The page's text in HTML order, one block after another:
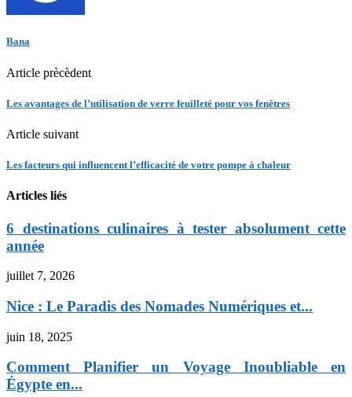
Bana
Article prècèdent
Les avantages de l’utilisation de verre feuilleté pour vos fenêtres
Article suivant
Les facteurs qui influencent l’efficacité de votre pompe à chaleur
Articles liés
6 destinations culinaires à tester absolument cette
année
juillet 7, 2026
Nice : Le Paradis des Nomades Numériques et...
juin 18, 2025
Comment Planifier un Voyage Inoubliable en
Égypte en...